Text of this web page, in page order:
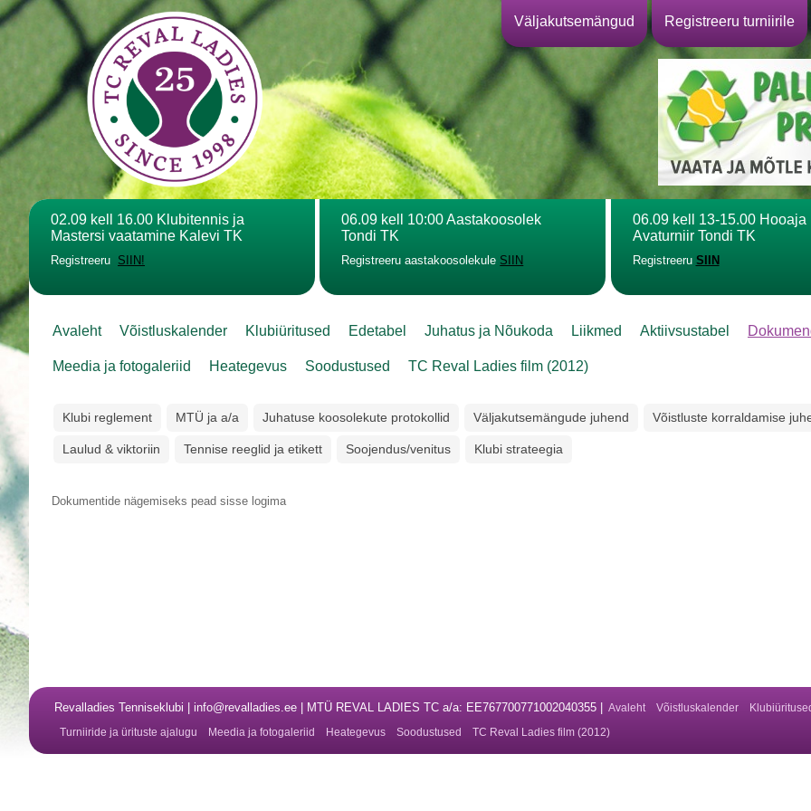
Väljakutsemängud Registreeru turniirile
02.09 kell 16.00 Klubitennis ja
Mastersi vaatamine Kalevi TK
Registreeru SIIN!
06.09 kell 10:00 Aastakoosolek
Tondi TK
Registreeru aastakoosolekule SIIN
06.09 kell 13-15.00 Hooaja
Avaturniir Tondi TK
Registreeru SIIN
Avaleht Võistluskalender Klubiüritused Edetabel Juhatus ja Nõukoda Liikmed Aktiivsustabel
Meedia ja fotogaleriid Heategevus Soodustused TC Reval Ladies film (2012)
Klubi reglement MTÜ ja a/a Juhatuse koosolekute protokollid Väljakutsemängude juhend Võistluste korraldamise
Laulud & viktoriin Tennise reeglid ja etikett Soojendus/venitus Klubi strateegia
Dokumentide nägemiseks pead sisse logima
Revalladies Tenniseklubi | info@revalladies.ee | MTÜ REVAL LADIES TC a/a: EE767700771002040355 | Avaleht Võistluskalender
Turniiride ja ürituste ajalugu
Meedia ja fotogaleriid Heategevus Soodustused TC Reval Ladies film (2012)